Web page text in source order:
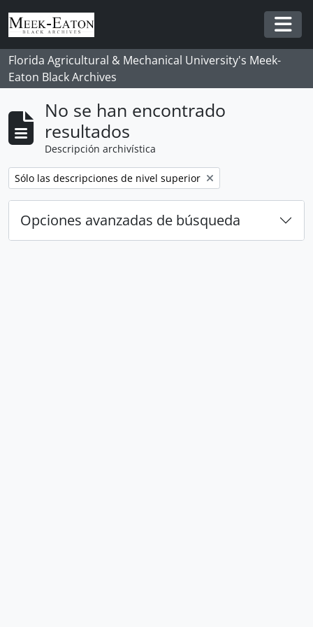
Skip to main content
Florida Agricultural & Mechanical University's Meek-
Eaton Black Archives
No se han encontrado
resultados
Descripción archivística
Remove filter:
Sólo las descripciones de nivel superior
Opciones avanzadas de búsqueda